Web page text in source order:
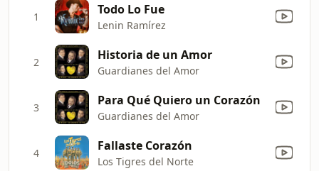
1 Todo Lo Fue
Lenin Ramírez
2 Historia de un Amor
Guardianes del Amor
3 Para Qué Quiero un Corazón
Guardianes del Amor
4 Fallaste Corazón
Los Tigres del Norte